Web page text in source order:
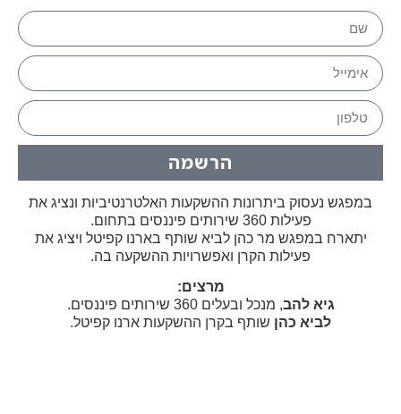
הרשמה
במפגש נעסוק ביתרונות ההשקעות האלטרנטיביות ונציג את
פעילות 360 שירותים פיננסים בתחום.
יתארח במפגש מר כהן לביא שותף בארנו קפיטל ויציג את
פעילות הקרן ואפשרויות ההשקעה בה.
מרצים:
גיא להב, מנכל ובעלים 360 שירותים פיננסים.
לביא כהן שותף בקרן ההשקעות ארנו קפיטל.